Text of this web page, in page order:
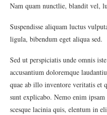
Nam quam nunctlie, blandit vel,
Suspendisse aliquam luctus
ligula, bibendum eget aliqua sed.
Sed ut perspiciatis unde omnis
accusantium doloremque
quae ab illo inventore veritatis et
sunt explicabo. Nemo enim
scesque lacinia quis, elentum in